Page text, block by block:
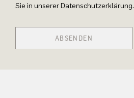
Sie in unserer Datenschutzerklärung.
ABSENDEN